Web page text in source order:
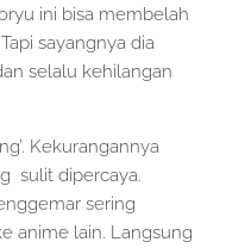
ini bisa membelah
sayangnya dia
selalu kehilangan
Kekurangannya
sulit dipercaya.
sering
anime lain. Langsung